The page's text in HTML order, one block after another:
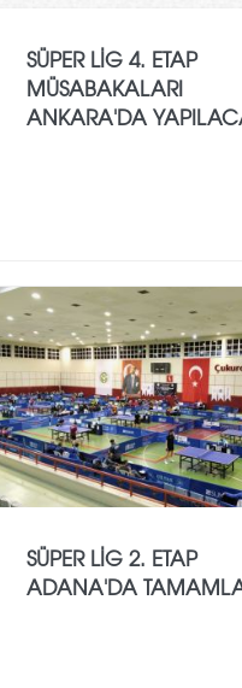
SÜPER LIG 4. ETAP
MÜSABAKALARI
ANKARA'DA
SÜPER LİG 2. ETAP
ADANA'DA